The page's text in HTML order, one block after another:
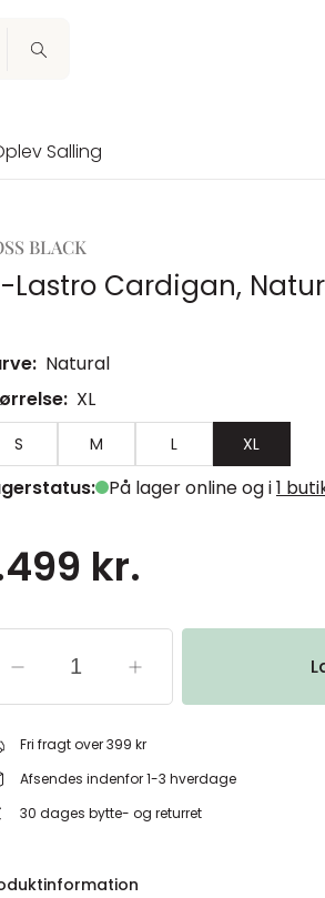
Salling
BLACK
Lastro Cardigan,
Natural
XL
S M L XL
På lager online og i1
kr.
Fri fragt over 399 kr
Afsendes indenfor 1-3 hverdage
30 dages bytte- og returret